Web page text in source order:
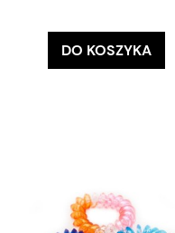
DO KOSZYKA